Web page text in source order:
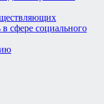
сфере социального